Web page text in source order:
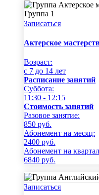
Записаться
Актерское
Возраст:
c 7 до 14 лет
Расписание занятий
Суббота:
11:30 - 12:15
Стоимость занятий
Разовое занятие:
850 руб.
Абонемент на месяц:
2400 руб.
Абонемент на
6840 руб.
Записаться